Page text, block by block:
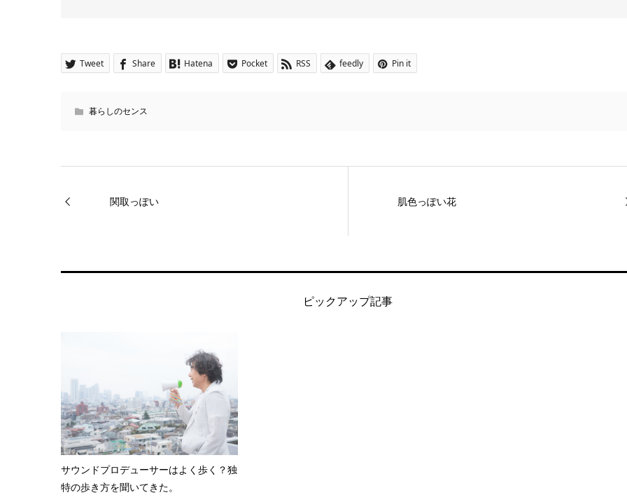
Tweet Share Hatena Pocket RSS feedly Pin it
暮らしのセンス
関取っぽい 肌色っぽい花
ピックアップ記事
サウンドプロデューサーはよく歩く？独
特の歩き方を聞いてきた。